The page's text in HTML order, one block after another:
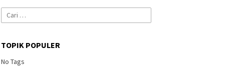
Cari
untuk:
TOPIK POPULER
No Tags